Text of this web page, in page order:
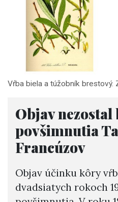
Vŕba biela a túžobník brestový.
Objav nezostal
povšimnutia
Francúzov
Objav účinku kôry
dvadsiatych rokoch